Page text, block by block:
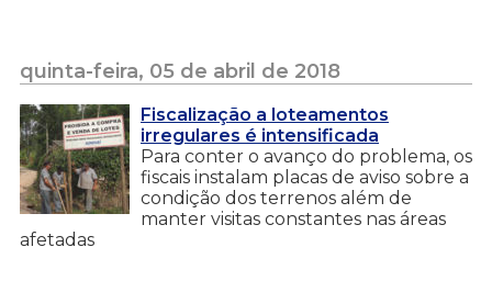
quinta-feira, 05 de abril de 2018
Fiscalização a loteamentos
irregulares é intensificada
Para conter o avanço do problema, os
fiscais instalam placas de aviso sobre a
condição dos terrenos além de
manter visitas constantes nas áreas
afetadas